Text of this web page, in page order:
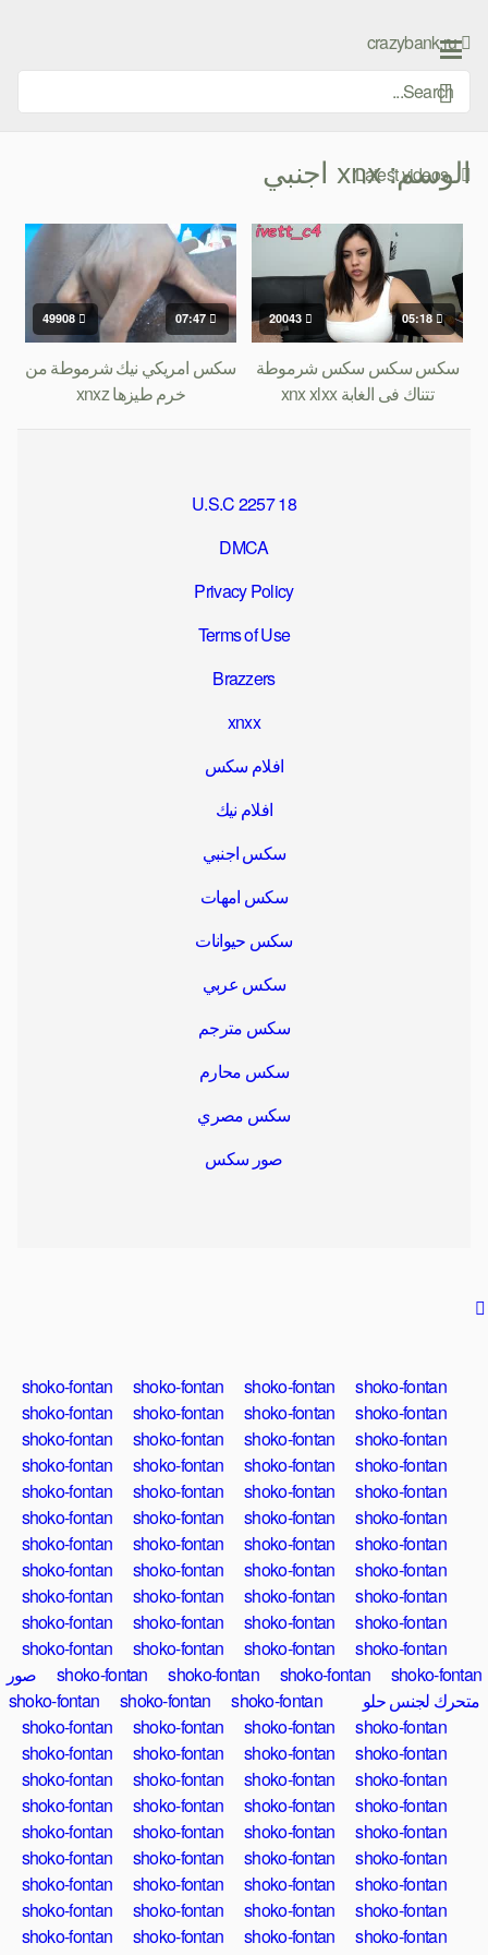
content
crazybank.ru
الوسم:xnx اجنبي
Latest videos
49908 07:47
سكس امريكي نيك شرموطة من
خرم طيزها xnxz
05:18
سكس سكس سكس شرموطة
تتناك فى الغابة xnx xlxx
18 U.S.C 2257
DMCA
Privacy Policy
Terms of Use
Brazzers
xnxx
افلام سكس
افلام نيك
سكس اجنبي
سكس امهات
سكس حيوانات
سكس عربي
سكس مترجم
سكس محارم
سكس مصري
صور سكس
shoko-fontan shoko-fontan shoko-fontan
shoko-fontan
shoko-fontan
shoko-fontan shoko-fontan
shoko-fontan
shoko-fontan
shoko-fontan shoko-fontan
shoko-fontan
shoko-fontan
shoko-fontan shoko-fontan
shoko-fontan
shoko-fontan
shoko-fontan shoko-fontan
shoko-fontan
shoko-fontan
shoko-fontan shoko-fontan
shoko-fontan
shoko-fontan
shoko-fontan shoko-fontan
shoko-fontan
shoko-fontan
shoko-fontan shoko-fontan
shoko-fontan
shoko-fontan
shoko-fontan shoko-fontan
shoko-fontan
shoko-fontan
shoko-fontan shoko-fontan
shoko-fontan
shoko-fontan
shoko-fontan shoko-fontan
shoko-fontan
shoko-fontan
shoko-fontan shoko-fontan shoko-fontan
صور
متحرك لجنس حلو
shoko-fontan shoko-fontan
shoko-fontan
shoko-fontan
shoko-fontan shoko-fontan
shoko-fontan
shoko-fontan
shoko-fontan shoko-fontan
shoko-fontan
shoko-fontan
shoko-fontan shoko-fontan
shoko-fontan
shoko-fontan
shoko-fontan shoko-fontan
shoko-fontan
shoko-fontan
shoko-fontan shoko-fontan
shoko-fontan
shoko-fontan
shoko-fontan shoko-fontan
shoko-fontan
shoko-fontan
shoko-fontan shoko-fontan
shoko-fontan
shoko-fontan
shoko-fontan shoko-fontan
shoko-fontan
shoko-fontan
shoko-fontan shoko-fontan
shoko-fontan